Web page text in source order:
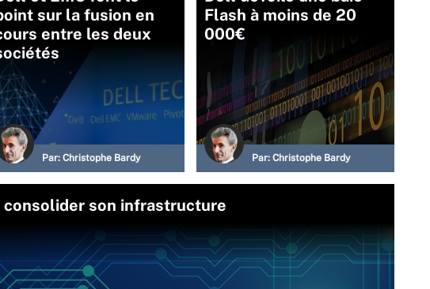
sur la fusion en
entre les deux
Par: Christophe Bardy
Flash à moins de 20
000€
Par: Christophe Bardy
son infrastructure